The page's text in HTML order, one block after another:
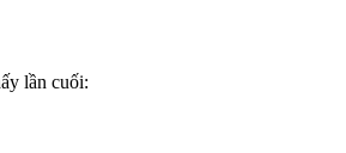
lần cuối: